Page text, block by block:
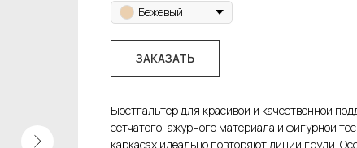
Бежевый
ЗАКАЗАТЬ
Бюстгальтер для красивой и качественной
сетчатого, ажурного материала и фигурной
каркасах идеально повторяют линии груди.